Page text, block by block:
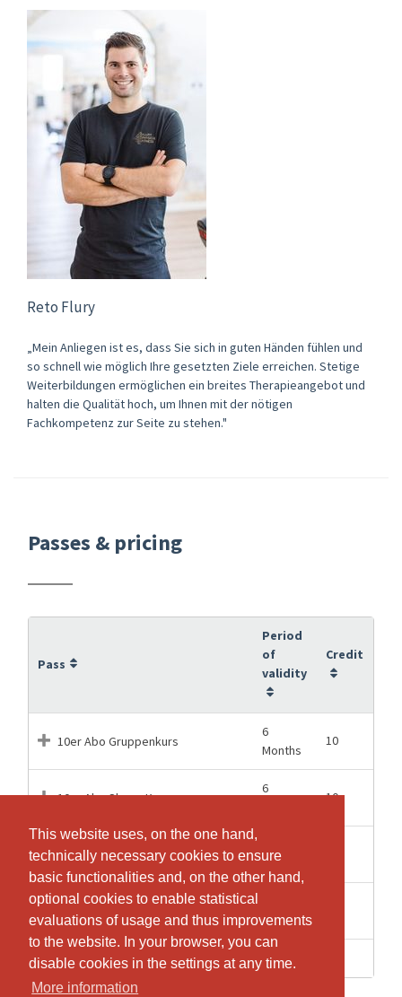
This website uses, on the one hand,
technically necessary cookies to ensure
basic functionalities and, on the other hand,
optional cookies to enable statistical
evaluations of usage and thus improvements
to the website. In your browser, you can
disable cookies in the settings at any time.
More information
This website uses, on the one hand,
technically necessary cookies to ensure
basic functionalities and, on the other hand,
optional cookies to enable statistical
evaluations of usage and thus improvements
to the website. In your browser, you can
disable cookies in the settings at any time.
More information
Reto Flury
„Mein Anliegen ist es, dass Sie sich in guten Händen fühlen und
so schnell wie möglich Ihre gesetzten Ziele erreichen. Stetige
Weiterbildungen ermöglichen ein breites Therapieangebot und
halten die Qualität hoch, um Ihnen mit der nötigen
Fachkompetenz zur Seite zu stehen."
Passes & pricing
Pass
Period
of
validity
Credit
10er Abo Gruppenkurs
6
Months
10
10er Abo Skype Kurs
6
10
Einzel Stunde Gruppe
Months
Probestunde
Months
Skype Einzel Stunde 4 weeks